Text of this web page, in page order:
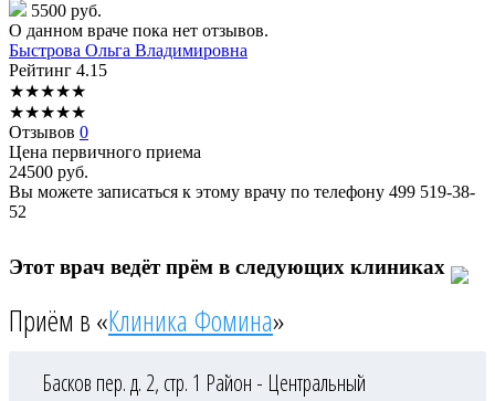
5500 руб.
О данном враче пока нет отзывов.
Быстрова Ольга Владимировна
Рейтинг 4.15
★★★★★
★★★★★
Отзывов 0
Цена первичного приема
24500 руб.
Вы можете записаться к этому врачу по телефону 499 519-38-
52
Этот врач ведёт прём в следующих клиниках
Приём в «Клиника Фомина»
Басков пер. д. 2, стр. 1 Район - Центральный